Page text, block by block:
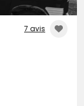
7 avis